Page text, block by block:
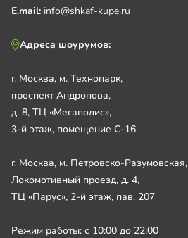
E.mail: info@shkaf-kupe.ru
Адреса шоурумов:
г. Москва, м. Технопарк,
проспект Андропова,
д. 8, ТЦ «Мегаполис»,
3-й этаж, помещение С-16
г. Москва, м. Петровско-Разумовская,
Локомотивный проезд, д. 4,
ТЦ «Парус», 2-й этаж, пав. 207
Режим работы: с 10:00 до 22:00